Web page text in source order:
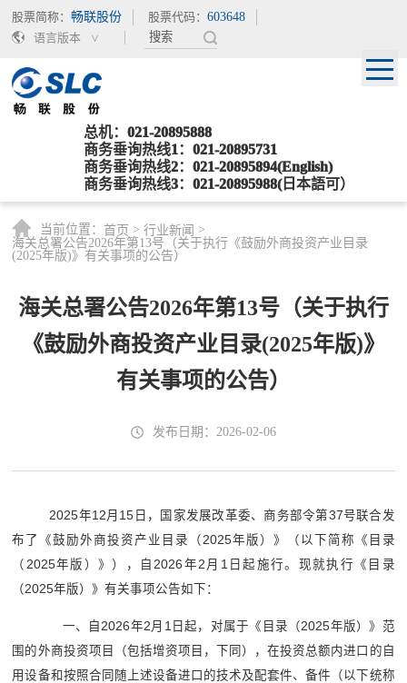
股票简称：畅联股份 股票代码：603648
语言版本
总机：021-20895888
商务垂询热线1：021-20895731
商务垂询热线2：021-20895894(English)
商务垂询热线3：021-20895988(日本語可）
当前位置：首页 >行业新闻 >
海关总署公告2026年第13号（关于执行《鼓励外商投资产业目录
(2025年版)》有关事项的公告）
海关总署公告2026年第13号（关于执行
《鼓励外商投资产业目录(2025年版)》
有关事项的公告）
发布日期：2026-02-06
2025年12月15日，国家发展改革委、商务部令第37号联合发
布了《鼓励外商投资产业目录（2025年版）》（以下简称《目录
（2025年版）》），自2026年2月1日起施行。现就执行《目录
（2025年版）》有关事项公告如下：
一、自2026年2月1日起，对属于《目录（2025年版）》范
围的外商投资项目（包括增资项目，下同），在投资总额内进口的自
用设备和按照合同随上述设备进口的技术及配套件、备件（以下统称